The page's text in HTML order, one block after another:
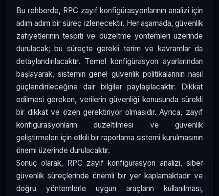
Bu rehberde, RPC zayıf konfigürasyonlarının analizi için
adım adım bir süreç izlenecektir. Her aşamada, güvenlik
zafiyetlerinin tespiti ve düzeltme yöntemleri üzerinde
durulacak; bu süreçte gerekli terim ve kavramlar da
detaylandırılacaktır. Temel konfigürasyon ayarlarından
başlayarak, sistemin genel güvenlik politikalarının nasıl
güçlendirileceğine dair bilgiler paylaşılacaktır. Dikkat
edilmesi gereken, verilerin güvenliği konusunda sürekli
bir dikkat ve özen gerektiriyor olmasıdır. Ayrıca, zayıf
konfigürasyonların düzeltilmesi ve güvenlik
geliştirmeleri için etkili bir raporlama sistemi kurulmasının
önemi üzerinde durulacaktır.
Sonuç olarak, RPC zayıf konfigürasyon analizi, siber
güvenlik süreçlerinde önemli bir yer kaplamaktadır ve
doğru yöntemlerle uygun araçların kullanılması,